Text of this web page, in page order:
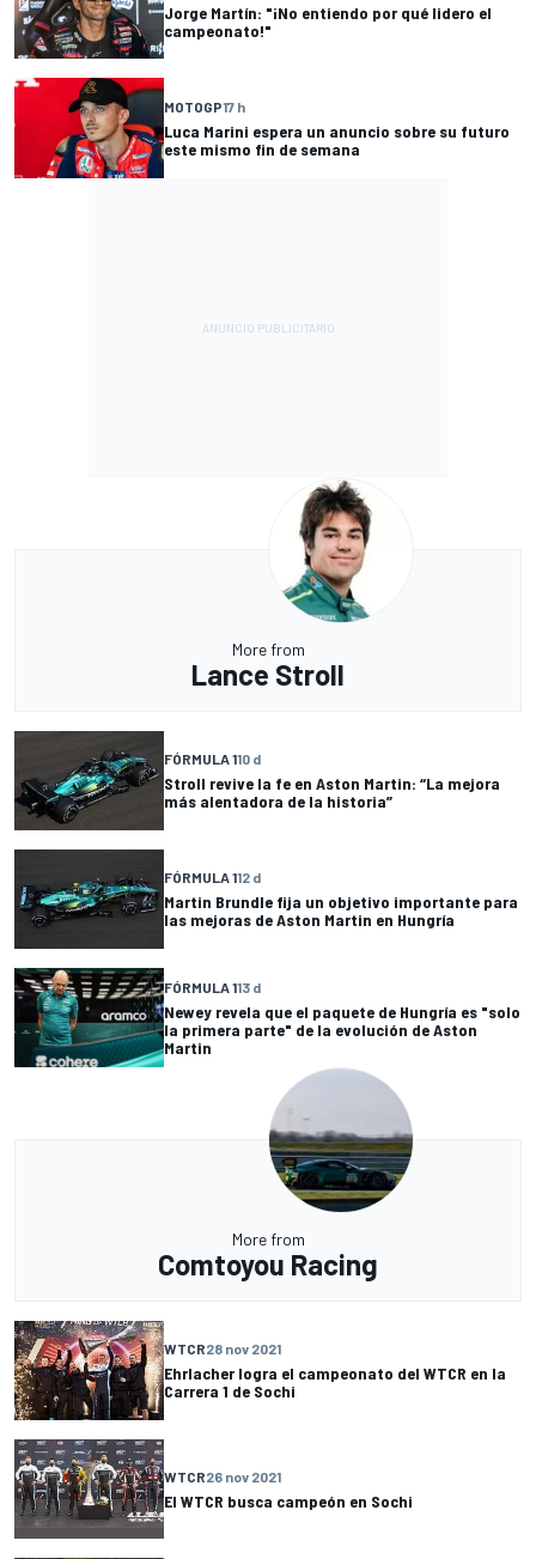
Jorge Martín: "¡No entiendo por qué lidero el
campeonato!"
MOTOGP17 h
Luca Marini espera un anuncio sobre su futuro
este mismo fin de semana
More from
Lance Stroll
FÓRMULA 110 d
Stroll revive la fe en Aston Martin: “La mejora
más alentadora de la historia”
FÓRMULA 112 d
Martin Brundle fija un objetivo importante para
las mejoras de Aston Martin en Hungría
FÓRMULA 113 d
Newey revela que el paquete de Hungría es "solo
la primera parte" de la evolución de Aston
Martin
More from
Comtoyou Racing
WTCR28 nov 2021
Ehrlacher logra el campeonato del WTCR en la
Carrera 1 de Sochi
WTCR26 nov 2021
El WTCR busca campeón en Sochi